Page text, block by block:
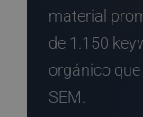
material
de 1.150
orgánico
SEM.